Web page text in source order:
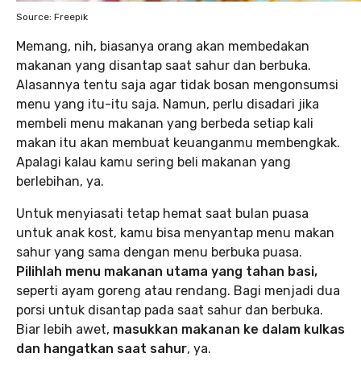
Source: Freepik
Memang, nih, biasanya orang akan membedakan
makanan yang disantap saat sahur dan berbuka.
Alasannya tentu saja agar tidak bosan mengonsumsi
menu yang itu-itu saja. Namun, perlu disadari jika
membeli menu makanan yang berbeda setiap kali
makan itu akan membuat keuanganmu membengkak.
Apalagi kalau kamu sering beli makanan yang
berlebihan, ya.
Untuk menyiasati tetap hemat saat bulan puasa
untuk anak kost, kamu bisa menyantap menu makan
sahur yang sama dengan menu berbuka puasa.
Pilihlah menu makanan utama yang tahan basi,
seperti ayam goreng atau rendang. Bagi menjadi dua
porsi untuk disantap pada saat sahur dan berbuka.
Biar lebih awet, masukkan makanan ke dalam kulkas
dan hangatkan saat sahur, ya.